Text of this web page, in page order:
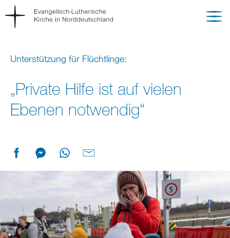
Unterstützung für Flüchtlinge:
„Private Hilfe ist auf vielen
Ebenen notwendig“